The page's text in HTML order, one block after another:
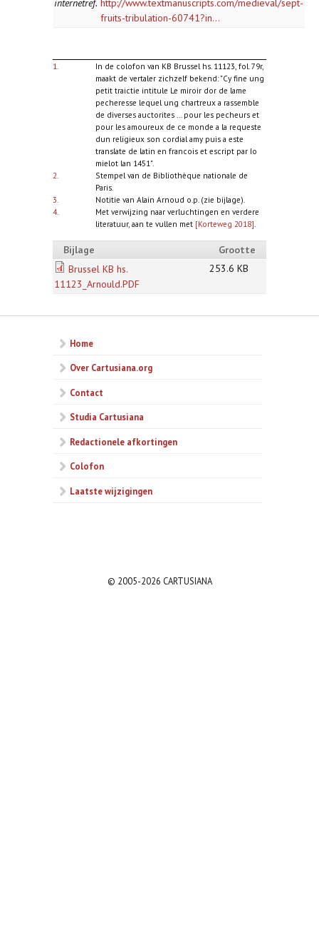
internetref. http://www.textmanuscripts.com/medieval/sept-
fruits-tribulation-60741?in...
1.
In de colofon van KB Brussel hs. 11123, fol. 79r,
maakt de vertaler zichzelf bekend: "Cy fine ung
petit traictie intitule Le miroir dor de lame
pecheresse lequel ung chartreux a rassemble
de diverses auctorites ... pour les pecheurs et
pour les amoureux de ce monde a la requeste
dun religieux son cordial amy puis a este
translate de latin en francois et escript par Io
mielot lan 1451".
2.
Stempel van de Bibliothèque nationale de
Paris.
3.
Notitie van Alain Arnoud o.p. (zie bijlage).
4.
Met verwijzing naar verluchtingen en verdere
literatuur, aan te vullen met [Korteweg 2018]
Bijlage
Grootte
Brussel KB hs.
11123_Arnould.PDF
253.6 KB
Home
Over Cartusiana.org
Contact
Studia Cartusiana
Redactionele afkortingen
Colofon
Laatste wijzigingen
© 2005-2026 CARTUSIANA